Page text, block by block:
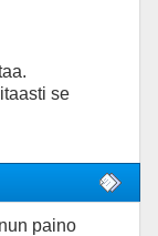
se
paino